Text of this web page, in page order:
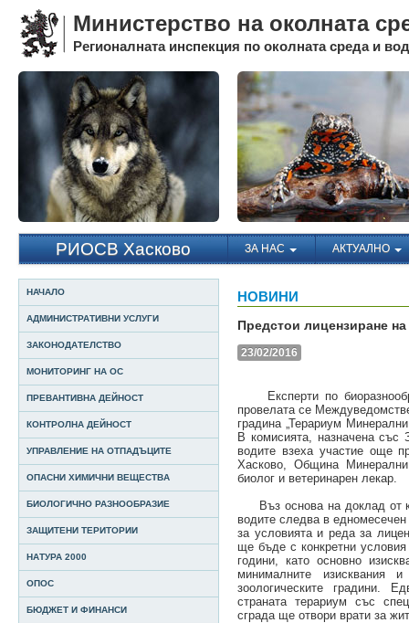
Министерство на околната
Регионалната инспекция по околната среда и
РИОСВ Хасково ЗА НАС АКТУАЛНО
НАЧАЛО
АДМИНИСТРАТИВНИ УСЛУГИ
ЗАКОНОДАТЕЛСТВО
МОНИТОРИНГ НА ОС
ПРЕВАНТИВНА ДЕЙНОСТ
КОНТРОЛНА ДЕЙНОСТ
УПРАВЛЕНИЕ НА ОТПАДЪЦИТЕ
ОПАСНИ ХИМИЧНИ ВЕЩЕСТВА
БИОЛОГИЧНО РАЗНООБРАЗИЕ
ЗАЩИТЕНИ ТЕРИТОРИИ
НАТУРА 2000
ОПОС
БЮДЖЕТ И ФИНАНСИ
НОВИНИ
Предстои лицензиране
23/02/2016
Експерти по
провелата се
градина „Терариум
В комисията, назначена със
водите взеха участие
Хасково, Община
биолог и ветеринарен лекар.
Въз основа на доклад от
водите следва в
за условията и реда за
ще бъде с конкретни
години, като основно
минималните изисквания
зоологическите градини.
страната терариум със
сграда ще отвори врати за